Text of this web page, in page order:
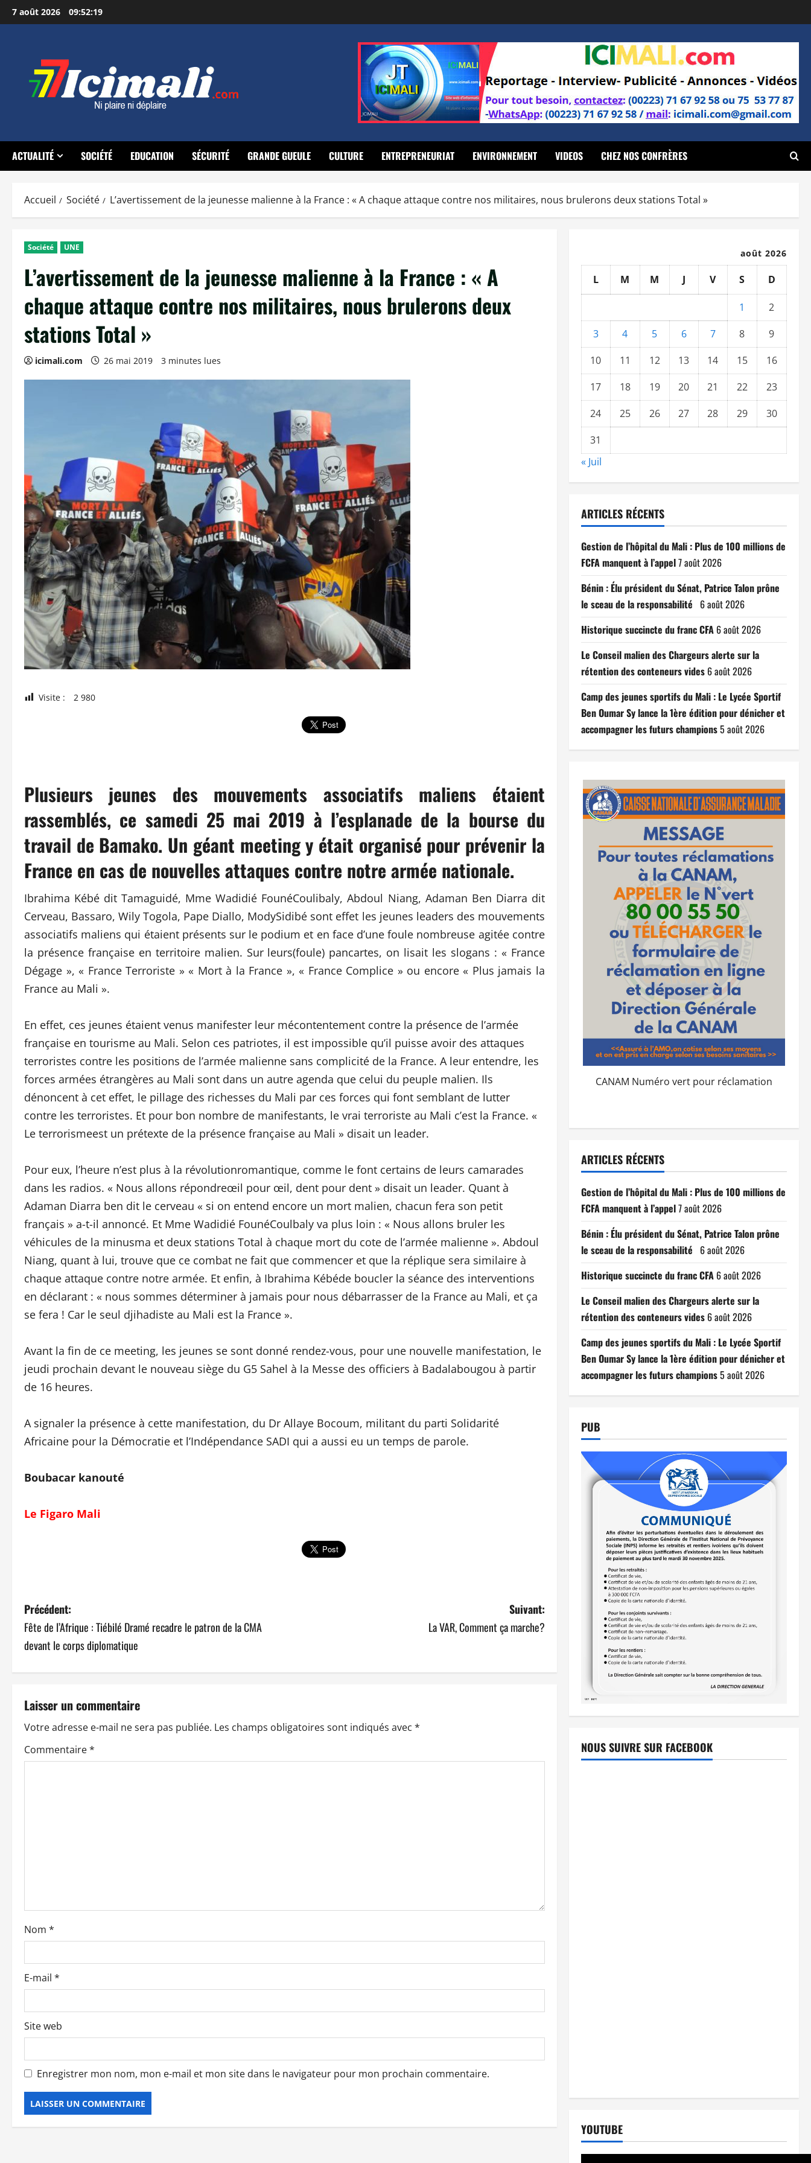
Aller
au
7 août 2026 09:52:21
ACTUALITÉ SOCIÉTÉ EDUCATION SÉCURITÉ GRANDE GUEULE CULTURE ENTREPRENEURIAT ENVIRONNEMENT VIDEOS CHEZ NOS CONFRÈRES
Accueil Société L’avertissement de la jeunesse malienne à la France : « A chaque attaque contre nos militaires, nous brulerons deux stations Total »
Société UNE
L’avertissement de la jeunesse malienne à la France : « A
chaque attaque contre nos militaires, nous brulerons deux
stations Total »
icimali.com 26 mai 2019 3 minutes lues
Visite : 2 980
Plusieurs jeunes des mouvements associatifs maliens étaient
rassemblés, ce samedi 25 mai 2019 à l’esplanade de la bourse du
travail de Bamako. Un géant meeting y était organisé pour prévenir la
France en cas de nouvelles attaques contre notre armée nationale.
Ibrahima Kébé dit Tamaguidé, Mme Wadidié FounéCoulibaly, Abdoul Niang, Adaman Ben Diarra dit
Cerveau, Bassaro, Wily Togola, Pape Diallo, ModySidibé sont effet les jeunes leaders des mouvements
associatifs maliens qui étaient présents sur le podium et en face d’une foule nombreuse agitée contre
la présence française en territoire malien. Sur leurs(foule) pancartes, on lisait les slogans : « France
Dégage », « France Terroriste » « Mort à la France », « France Complice » ou encore « Plus jamais la
France au Mali ».
En effet, ces jeunes étaient venus manifester leur mécontentement contre la présence de l’armée
française en tourisme au Mali. Selon ces patriotes, il est impossible qu’il puisse avoir des attaques
terroristes contre les positions de l’armée malienne sans complicité de la France. A leur entendre, les
forces armées étrangères au Mali sont dans un autre agenda que celui du peuple malien. Ils
dénoncent à cet effet, le pillage des richesses du Mali par ces forces qui font semblant de lutter
contre les terroristes. Et pour bon nombre de manifestants, le vrai terroriste au Mali c’est la France. «
Le terrorismeest un prétexte de la présence française au Mali » disait un leader.
Pour eux, l’heure n’est plus à la révolutionromantique, comme le font certains de leurs camarades
dans les radios. « Nous allons répondreœil pour œil, dent pour dent » disait un leader. Quant à
Adaman Diarra ben dit le cerveau « si on entend encore un mort malien, chacun fera son petit
français » a-t-il annoncé. Et Mme Wadidié FounéCoulbaly va plus loin : « Nous allons bruler les
véhicules de la minusma et deux stations Total à chaque mort du cote de l’armée malienne ». Abdoul
Niang, quant à lui, trouve que ce combat ne fait que commencer et que la réplique sera similaire à
chaque attaque contre notre armée. Et enfin, à Ibrahima Kébéde boucler la séance des interventions
en déclarant : « nous sommes déterminer à jamais pour nous débarrasser de la France au Mali, et ça
se fera ! Car le seul djihadiste au Mali est la France ».
Avant la fin de ce meeting, les jeunes se sont donné rendez-vous, pour une nouvelle manifestation, le
jeudi prochain devant le nouveau siège du G5 Sahel à la Messe des officiers à Badalabougou à partir
de 16 heures.
A signaler la présence à cette manifestation, du Dr Allaye Bocoum, militant du parti Solidarité
Africaine pour la Démocratie et l’Indépendance SADI qui a aussi eu un temps de parole.
Boubacar kanouté
Le Figaro Mali
N
a
g
a
t
a
r
t
i
c
l
e
Précédent:
Fête de l’Afrique : Tiébilé Dramé recadre le patron de la CMA
devant le corps diplomatique
Suivant:
La VAR, Comment ça marche?
Laisser un commentaire
Votre adresse e-mail ne sera pas publiée. Les champs obligatoires sont indiqués avec *
Commentaire*
Nom *
E-mail *
Site web
Enregistrer mon nom, mon e-mail et mon site dans le navigateur pour mon prochain commentaire.
août 2026
L M M J V S D
1
2
3
4 5 6 7 8
9
10
11 12 13 14 15
16
17
18 19 20 21 22
23
24
25 26 27 28 29
30
31
« Juil
ARTICLES RÉCENTS
Gestion de l’hôpital du Mali : Plus de 100 millions de
FCFA manquent à l’appel7 août 2026
Bénin : Élu président du Sénat, Patrice Talon prône
le sceau de la responsabilité 6 août 2026
Historique succincte du franc CFA 6 août 2026
Le Conseil malien des Chargeurs alerte sur la
rétention des conteneurs vides 6 août 2026
Camp des jeunes sportifs du Mali : Le Lycée Sportif
Ben Oumar Sy lance la 1ère édition pour dénicher et
accompagner les futurs champions5 août 2026
CANAM Numéro vert pour réclamation
ARTICLES RÉCENTS
Gestion de l’hôpital du Mali : Plus de 100 millions de
FCFA manquent à l’appel7 août 2026
Bénin : Élu président du Sénat, Patrice Talon prône
le sceau de la responsabilité 6 août 2026
Historique succincte du franc CFA 6 août 2026
Le Conseil malien des Chargeurs alerte sur la
rétention des conteneurs vides 6 août 2026
Camp des jeunes sportifs du Mali : Le Lycée Sportif
Ben Oumar Sy lance la 1ère édition pour dénicher et
accompagner les futurs champions5 août 2026
PUB
NOUS SUIVRE SUR FACEBOOK
YOUTUBE